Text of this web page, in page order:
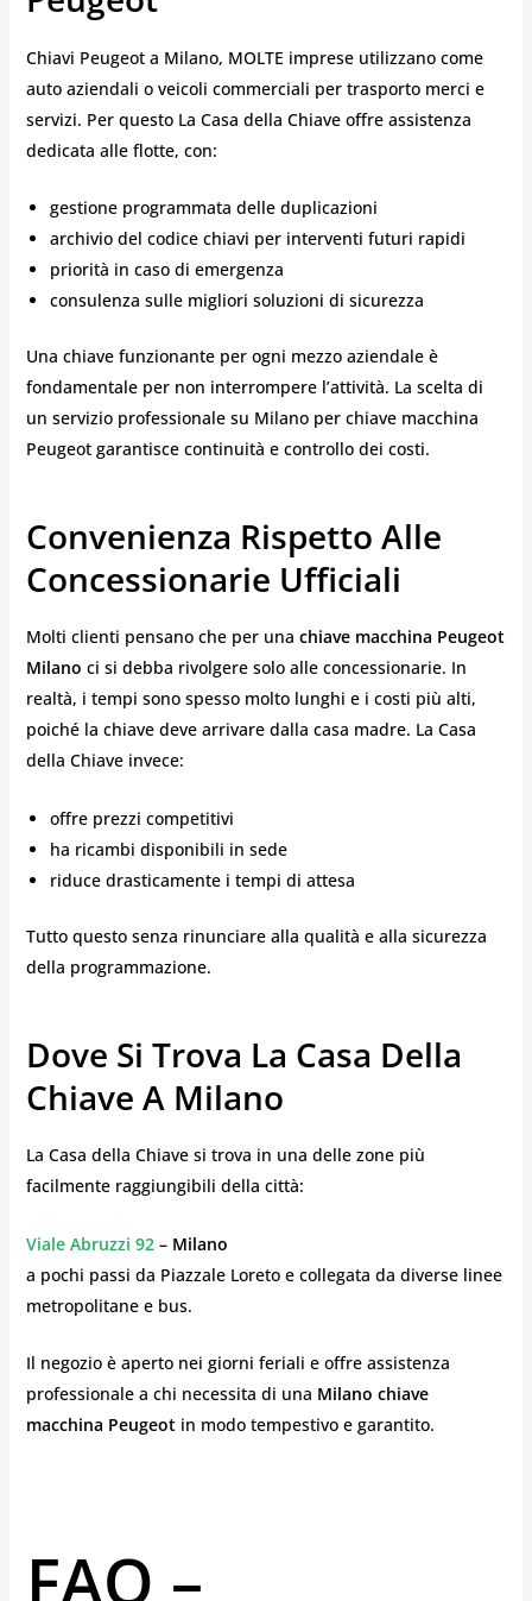
Chiavi Peugeot a Milano, MOLTE imprese utilizzano come
auto aziendali o veicoli commerciali per trasporto merci e
servizi. Per questo La Casa della Chiave offre assistenza
dedicata alle flotte, con:
gestione programmata delle duplicazioni
archivio del codice chiavi per interventi futuri rapidi
priorità in caso di emergenza
consulenza sulle migliori soluzioni di sicurezza
Una chiave funzionante per ogni mezzo aziendale è
fondamentale per non interrompere l’attività. La scelta di
un servizio professionale su Milano per chiave macchina
Peugeot garantisce continuità e controllo dei costi.
Convenienza Rispetto Alle
Concessionarie Ufficiali
Molti clienti pensano che per una chiave macchina Peugeot
Milano ci si debba rivolgere solo alle concessionarie. In
realtà, i tempi sono spesso molto lunghi e i costi più alti,
poiché la chiave deve arrivare dalla casa madre. La Casa
della Chiave invece:
offre prezzi competitivi
ha ricambi disponibili in sede
riduce drasticamente i tempi di attesa
Tutto questo senza rinunciare alla qualità e alla sicurezza
della programmazione.
Dove Si Trova La Casa Della
Chiave A Milano
La Casa della Chiave si trova in una delle zone più
facilmente raggiungibili della città:
Viale Abruzzi 92– Milano
a pochi passi da Piazzale Loreto e collegata da diverse linee
metropolitane e bus.
Il negozio è aperto nei giorni feriali e offre assistenza
professionale a chi necessita di una Milano chiave
macchina Peugeotin modo tempestivo e garantito.
FAQ –